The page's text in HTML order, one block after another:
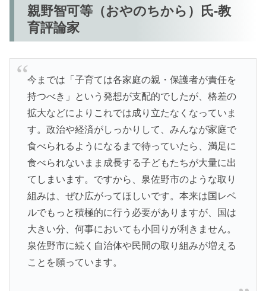
親野智可等（おやのちから）氏-教
育評論家
今までは「子育ては各家庭の親・保護者が責任を
持つべき」という発想が支配的でしたが、格差の
拡大などによりこれでは成り立たなくなっていま
す。政治や経済がしっかりして、みんなが家庭で
食べられるようになるまで待っていたら、満足に
食べられないまま成長する子どもたちが大量に出
てしまいます。ですから、泉佐野市のような取り
組みは、ぜひ広がってほしいです。本来は国レベ
ルでもっと積極的に行う必要がありますが、国は
大きい分、何事においても小回りが利きません。
泉佐野市に続く自治体や民間の取り組みが増える
ことを願っています。